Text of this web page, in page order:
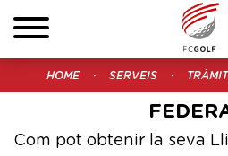
HOME SERVEIS
Com pot obtenir la seva